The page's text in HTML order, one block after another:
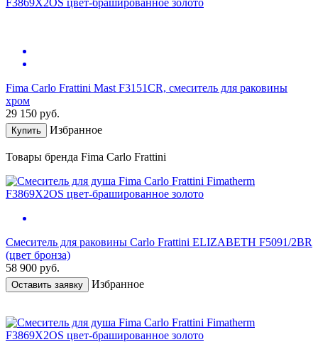
Fima Carlo Frattini Mast F3151CR, смеситель для раковины
хром
29 150 руб.
Купить Избранное
Товары бренда Fima Carlo Frattini
Смеситель для раковины Carlo Frattini ELIZABETH F5091/2BR
(цвет бронза)
58 900 руб.
Оставить заявку Избранное